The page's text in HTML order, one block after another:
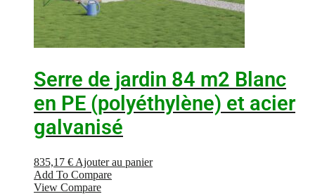
Serre de jardin 84 m2 Blanc
en PE (polyéthylène) et acier
galvanisé
835,17 € Ajouter au panier
Add To Compare
View Compare